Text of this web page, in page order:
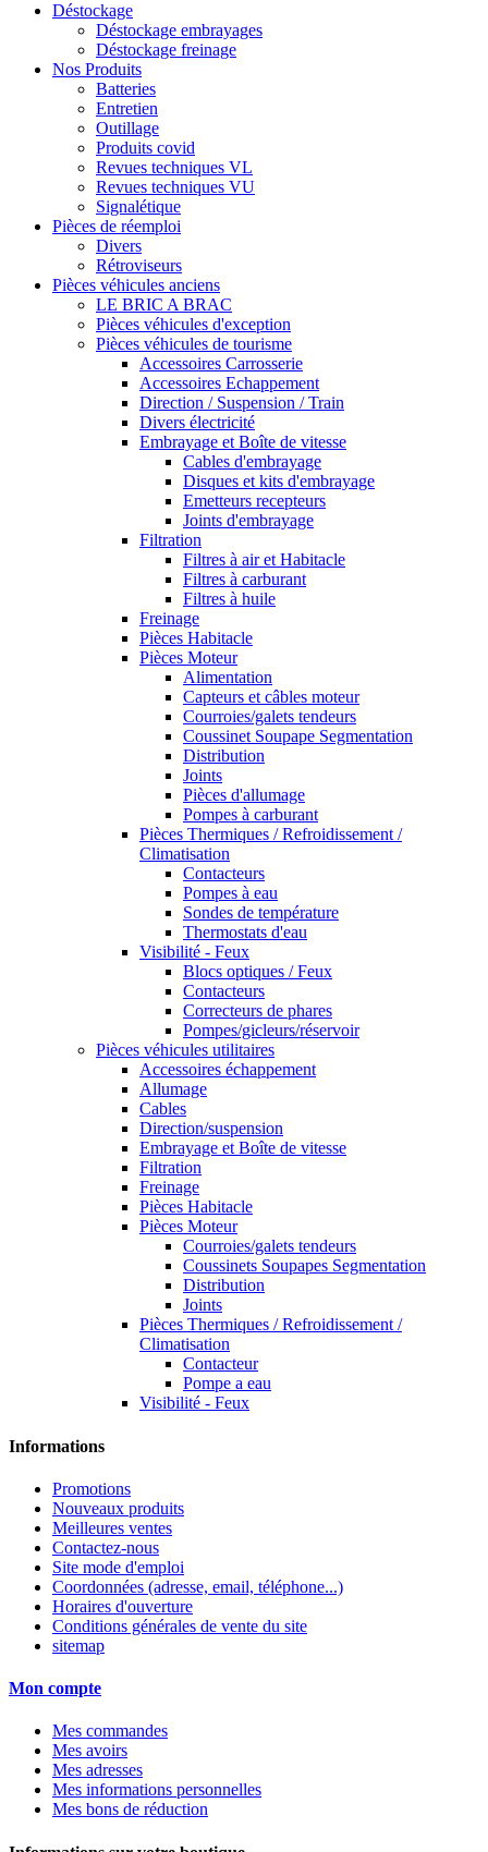
Déstockage
Déstockage embrayages
Déstockage freinage
Nos Produits
Batteries
Entretien
Outillage
Produits covid
Revues techniques VL
Revues techniques VU
Signalétique
Pièces de réemploi
Divers
Rétroviseurs
Pièces véhicules anciens
LE BRIC A BRAC
Pièces véhicules d'exception
Pièces véhicules de tourisme
Accessoires Carrosserie
Accessoires Echappement
Direction / Suspension / Train
Divers électricité
Embrayage et Boîte de vitesse
Cables d'embrayage
Disques et kits d'embrayage
Emetteurs recepteurs
Joints d'embrayage
Filtration
Filtres à air et Habitacle
Filtres à carburant
Filtres à huile
Freinage
Pièces Habitacle
Pièces Moteur
Alimentation
Capteurs et câbles moteur
Courroies/galets tendeurs
Coussinet Soupape Segmentation
Distribution
Joints
Pièces d'allumage
Pompes à carburant
Pièces Thermiques / Refroidissement /
Climatisation
Contacteurs
Pompes à eau
Sondes de température
Thermostats d'eau
Visibilité - Feux
Blocs optiques / Feux
Contacteurs
Correcteurs de phares
Pompes/gicleurs/réservoir
Pièces véhicules utilitaires
Accessoires échappement
Allumage
Cables
Direction/suspension
Embrayage et Boîte de vitesse
Filtration
Freinage
Pièces Habitacle
Pièces Moteur
Courroies/galets tendeurs
Coussinets Soupapes Segmentation
Distribution
Joints
Pièces Thermiques / Refroidissement /
Climatisation
Contacteur
Pompe a eau
Visibilité - Feux
Informations
Promotions
Nouveaux produits
Meilleures ventes
Contactez-nous
Site mode d'emploi
Coordonnées (adresse, email, téléphone...)
Horaires d'ouverture
Conditions générales de vente du site
sitemap
Mon compte
Mes commandes
Mes avoirs
Mes adresses
Mes informations personnelles
Mes bons de réduction